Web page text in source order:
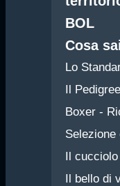
BOL
Cosa
Lo
Il Pedigree
Boxer -
Selezione
Il
Il bello di